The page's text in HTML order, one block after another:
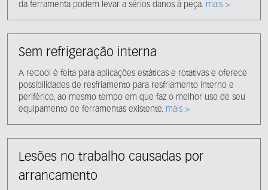
da ferramenta podem levar a sérios danos à peça. mais >
Sem refrigeração interna
A reCool é feita para aplicações estáticas e rotativas e oferece
possibilidades de resfriamento para resfriamento interno e
periférico, ao mesmo tempo em que faz o melhor uso de seu
equipamento de ferramentas existente. mais >
Lesões no trabalho causadas por
arrancamento